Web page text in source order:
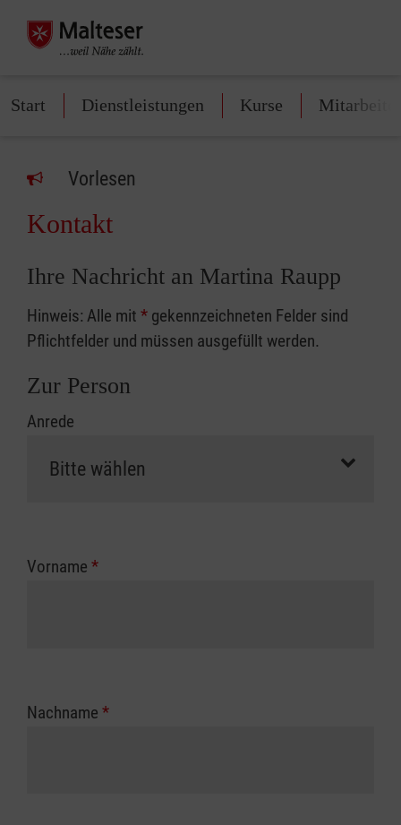
Start Dienstleistungen Kurse
Vorlesen
Kontakt
Ihre Nachricht an Martina Raupp
Hinweis: Alle mit * gekennzeichneten Felder sind
Pflichtfelder und müssen ausgefüllt werden.
Zur Person
Anrede
Vorname *
Nachname *